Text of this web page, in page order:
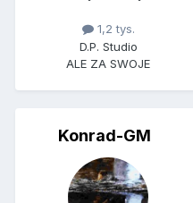
1,2 tys.
D.P. Studio
ALE ZA SWOJE
Konrad-GM